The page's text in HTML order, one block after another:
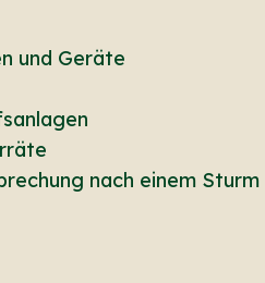
und Geräte
nach einem Sturm